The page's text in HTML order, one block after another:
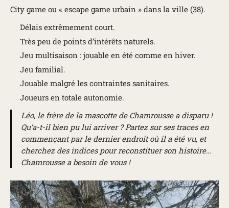
City game ou « escape game urbain » dans la ville (38).
Délais extrêmement court.
Très peu de points d’intérêts naturels.
Jeu multisaison : jouable en été comme en hiver.
Jeu familial.
Jouable malgré les contraintes sanitaires.
Joueurs en totale autonomie.
Léo, le frère de la mascotte de Chamrousse a disparu !
Qu’a-t-il bien pu lui arriver ? Partez sur ses traces en
commençant par le dernier endroit où il a été vu, et
cherchez des indices pour reconstituer son histoire…
Chamrousse a besoin de vous !